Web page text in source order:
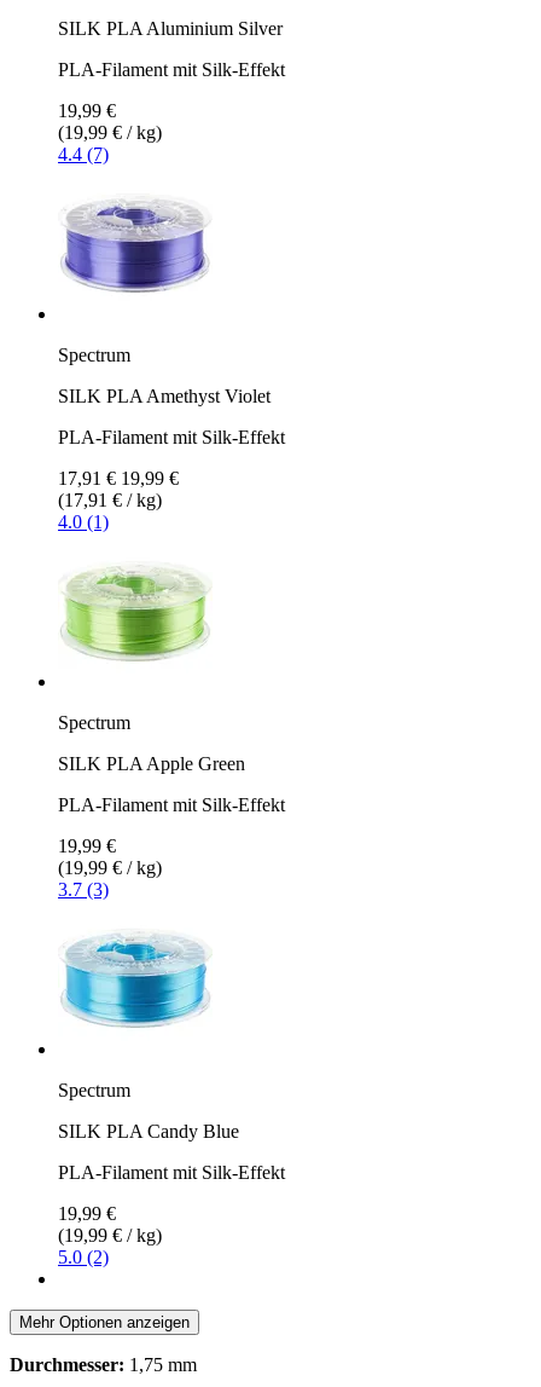
SILK PLA Aluminium Silver
PLA-Filament mit Silk-Effekt
19,99 €
(19,99 € / kg)
4.4 (7)
Spectrum
SILK PLA Amethyst Violet
PLA-Filament mit Silk-Effekt
17,91 € 19,99 €
(17,91 € / kg)
4.0 (1)
Spectrum
SILK PLA Apple Green
PLA-Filament mit Silk-Effekt
19,99 €
(19,99 € / kg)
3.7 (3)
Spectrum
SILK PLA Candy Blue
PLA-Filament mit Silk-Effekt
19,99 €
(19,99 € / kg)
5.0 (2)
Mehr Optionen anzeigen
Durchmesser: 1,75 mm